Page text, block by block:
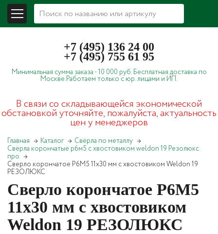
+7 (495) 136 24 00
+7 (495) 755 61 95
Минимальная сумма заказа -10 000 руб.Бесплатная доставка по
Москве.Работаем только с юр. лицами и ИП.
В связи со складывающейся экономической
обстановкой уточняйте, пожалуйста, актуальность
цен у менеджеров
Главная Каталог
Свёрла по металлу
Свёрла корончатые р6м5 с хвостовиком weldon 19 Резолюкс
про
Сверло корончатое Р6М5 11х30 мм с хвостовиком Weldon 19
РЕЗОЛЮКС
Сверло корончатое Р6М5
11х30 мм с хвостовиком
Weldon 19 РЕЗОЛЮКС